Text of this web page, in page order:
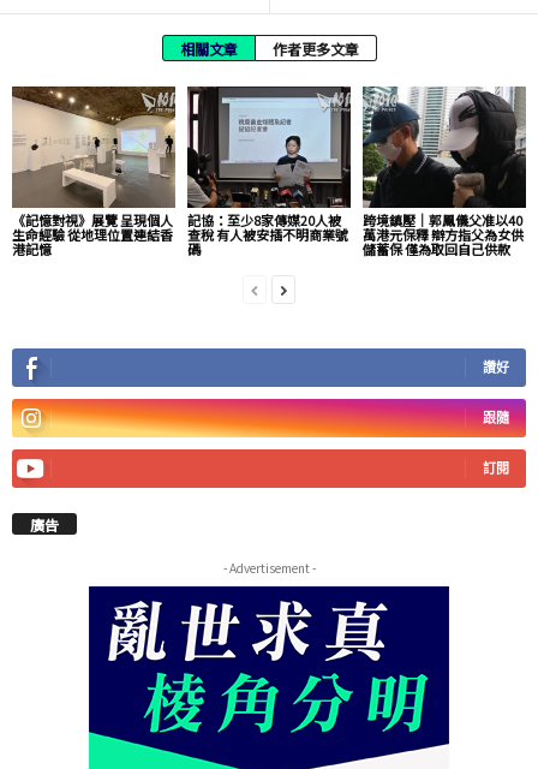
相關文章 作者更多文章
《記憶對視》展覽 呈現個人
生命經驗 從地理位置連結香
港記憶
記協：至少8家傳媒20人被
查稅 有人被安插不明商業號
碼
跨境鎮壓｜郭鳳儀父准以40
萬港元保釋 辯方指父為女供
儲蓄保 僅為取回自己供款
讚好
跟隨
訂閱
廣告
- Advertisement -